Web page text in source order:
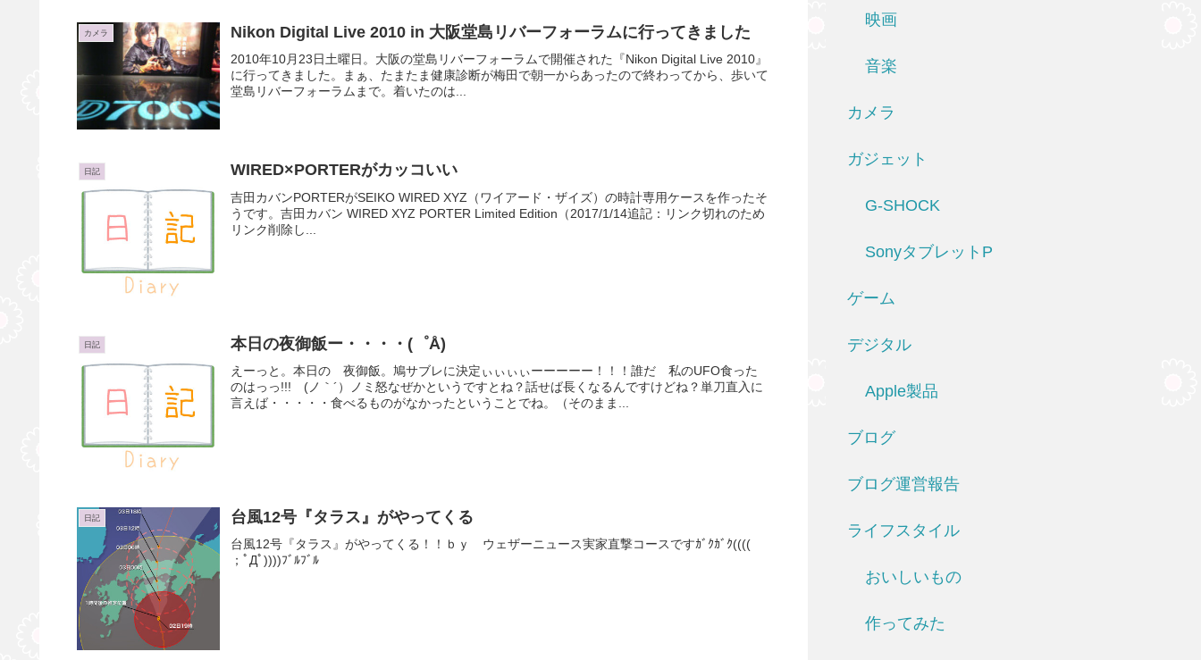
カメラ Nikon Digital Live 2010 in 大阪堂島リバーフォーラムに行ってきました
2010年10月23日土曜日。大阪の堂島リバーフォーラムで開催された『Nikon Digital Live 2010』
に行ってきました。まぁ、たまたま健康診断が梅田で朝一からあったので終わってから、歩いて
堂島リバーフォーラムまで。着いたのは...
日記 WIRED×PORTERがカッコいい
吉田カバンPORTERがSEIKO WIRED XYZ（ワイアード・ザイズ）の時計専用ケースを作ったそ
うです。吉田カバン WIRED XYZ PORTER Limited Edition（2017/1/14追記：リンク切れのため
リンク削除し...
日記 本日の夜御飯ー・・・・(゜Å)
えーっと。本日の 夜御飯。鳩サブレに決定ぃぃぃぃーーーーー！！！誰だ 私のUFO食った
のはっっ!!! (ノ｀´）ノミ怒なぜかというですとね？話せば長くなるんですけどね？単刀直入に
言えば・・・・・食べるものがなかったということでね。（そのまま...
日記 台風12号『タラス』がやってくる
台風12号『タラス』がやってくる！！ｂｙ ウェザーニュース実家直撃コースですｶﾞｸｶﾞｸ((((
；ﾟДﾟ))))ﾌﾞﾙﾌﾞﾙ
映画
音楽
カメラ
ガジェット
G-SHOCK
SonyタブレットP
ゲーム
デジタル
Apple製品
ブログ
ブログ運営報告
ライフスタイル
おいしいもの
作ってみた